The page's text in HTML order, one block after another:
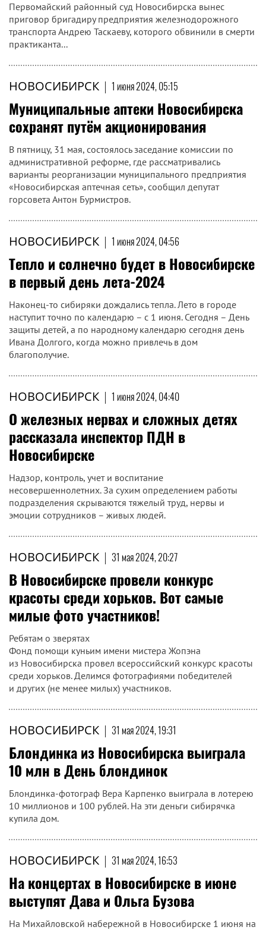
Первомайский районный суд Новосибирска вынес
приговор бригадиру предприятия железнодорожного
транспорта Андрею Таскаеву, которого обвинили в смерти
практиканта...
НОВОСИБИРСК | 1 июня 2024, 05:15
Муниципальные аптеки Новосибирска
сохранят путём акционирования
В пятницу, 31 мая, состоялось заседание комиссии по
административной реформе, где рассматривались
варианты реорганизации муниципального предприятия
«Новосибирская аптечная сеть», сообщил депутат
горсовета Антон Бурмистров.
НОВОСИБИРСК | 1 июня 2024, 04:56
Тепло и солнечно будет в Новосибирске
в первый день лета-2024
Наконец-то сибиряки дождались тепла. Лето в городе
наступит точно по календарю – с 1 июня. Сегодня – День
защиты детей, а по народному календарю сегодня день
Ивана Долгого, когда можно привлечь в дом
благополучие.
НОВОСИБИРСК | 1 июня 2024, 04:40
О железных нервах и сложных детях
рассказала инспектор ПДН в
Новосибирске
Надзор, контроль, учет и воспитание
несовершеннолетних. За сухим определением работы
подразделения скрываются тяжелый труд, нервы и
эмоции сотрудников – живых людей.
НОВОСИБИРСК | 31 мая 2024, 20:27
В Новосибирске провели конкурс
красоты среди хорьков. Вот самые
милые фото участников!
Ребятам о зверятах
Фонд помощи куньим имени мистера Жопэна
из Новосибирска провел всероссийский конкурс красоты
среди хорьков. Делимся фотографиями победителей
и других (не менее милых) участников.
НОВОСИБИРСК | 31 мая 2024, 19:31
Блондинка из Новосибирска выиграла
10 млн в День блондинок
Блондинка-фотограф Вера Карпенко выиграла в лотерею
10 миллионов и 100 рублей. На эти деньги сибирячка
купила дом.
НОВОСИБИРСК | 31 мая 2024, 16:53
На концертах в Новосибирске в июне
выступят Дава и Ольга Бузова
На Михайловской набережной в Новосибирске 1 июня на